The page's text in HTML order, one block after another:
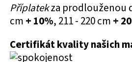
Příplatekza prodlouženou
cm + 10%, 211 - 220 cm +
Certifikát kvality našich